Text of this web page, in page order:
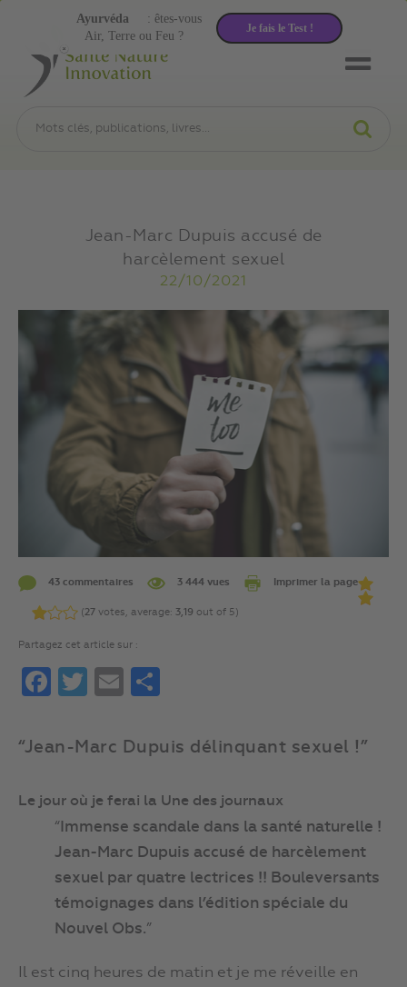
Jean-Marc Dupuis accusé de
harcèlement sexuel
22/10/2021
43 commentaires 3 444 vues Imprimer la page
(27 votes, average: 3,19 out of 5)
Partagez cet article sur :
FacebookTwitterEmail
“Jean-Marc Dupuis délinquant sexuel !”
Le jour où je ferai la Une des journaux
“ Immense scandale dans la santé naturelle !
Jean-Marc Dupuis accusé de harcèlement
sexuel par quatre lectrices !! Bouleversants
témoignages dans l’édition spéciale du
Nouvel Obs.”
Il est cinq heures de matin et je me réveille en
Air, Terre ou Feu ?
Ayurvéda : êtes-vous
Je fais le Test !